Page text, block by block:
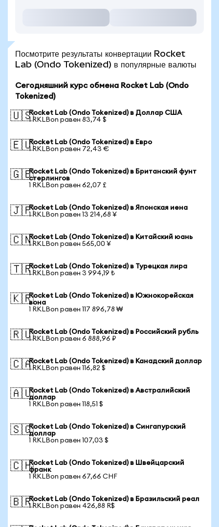
Посмотрите результаты конвертации Rocket
Lab (Ondo Tokenized) в популярные валюты
Сегодняшний курс обмена Rocket Lab (Ondo
Tokenized)
🇺🇸Rocket Lab (Ondo Tokenized) в Доллар США
1 RKLBon равен 83,74 $
🇪🇺Rocket Lab (Ondo Tokenized) в Евро
1 RKLBon равен 72,43 €
🇬🇧Rocket Lab (Ondo Tokenized) в Британский фунт
стерлингов
1 RKLBon равен 62,07 £
🇯🇵Rocket Lab (Ondo Tokenized) в Японская иена
1 RKLBon равен 13 214,68 ¥
🇨🇳Rocket Lab (Ondo Tokenized) в Китайский юань
1 RKLBon равен 565,00 ¥
🇹🇷Rocket Lab (Ondo Tokenized) в Турецкая лира
1 RKLBon равен 3 994,19 ₺
🇰🇷Rocket Lab (Ondo Tokenized) в Южнокорейская
вона
1 RKLBon равен 117 896,78 ₩
🇷🇺Rocket Lab (Ondo Tokenized) в Российский рубль
1 RKLBon равен 6 888,96 ₽
🇨🇦Rocket Lab (Ondo Tokenized) в Канадский доллар
1 RKLBon равен 116,82 $
🇦🇺Rocket Lab (Ondo Tokenized) в Австралийский
доллар
1 RKLBon равен 118,51 $
🇸🇬Rocket Lab (Ondo Tokenized) в Сингапурский
доллар
1 RKLBon равен 107,03 $
🇨🇭Rocket Lab (Ondo Tokenized) в Швейцарский
франк
1 RKLBon равен 67,66 CHF
🇧🇷Rocket Lab (Ondo Tokenized) в Бразильский реал
1 RKLBon равен 426,88 R$